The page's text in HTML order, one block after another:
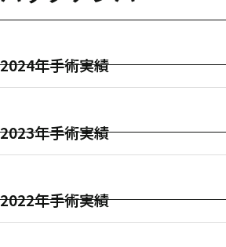
2024年手術実績
2023年手術実績
2022年手術実績